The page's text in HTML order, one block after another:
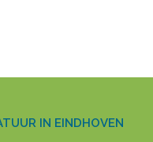
IN EINDHOVEN